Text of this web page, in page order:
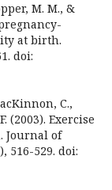
M. M., &
at birth.
doi:
C.,
(2003). Exercise
Journal of
516-529. doi: